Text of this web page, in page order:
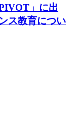
」に出
ス教育につい